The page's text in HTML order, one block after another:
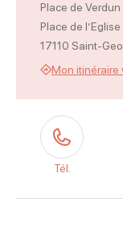
Place de Verdun
Place de l’Eglise
17110 Saint-
Mon itinéraire
Tél.